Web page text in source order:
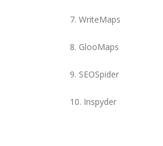
7. WriteMaps
8. GlooMaps
9. SEOSpider
10. Inspyder